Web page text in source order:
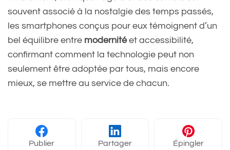
souvent associé à la nostalgie des temps passés,
les smartphones conçus pour eux témoignent d’un
bel équilibre entre modernitéet accessibilité,
confirmant comment la technologie peut non
seulement être adoptée par tous, mais encore
mieux, se mettre au service de chacun.
Publier Partager Épingler